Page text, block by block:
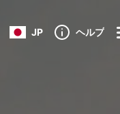
JP ヘルプ